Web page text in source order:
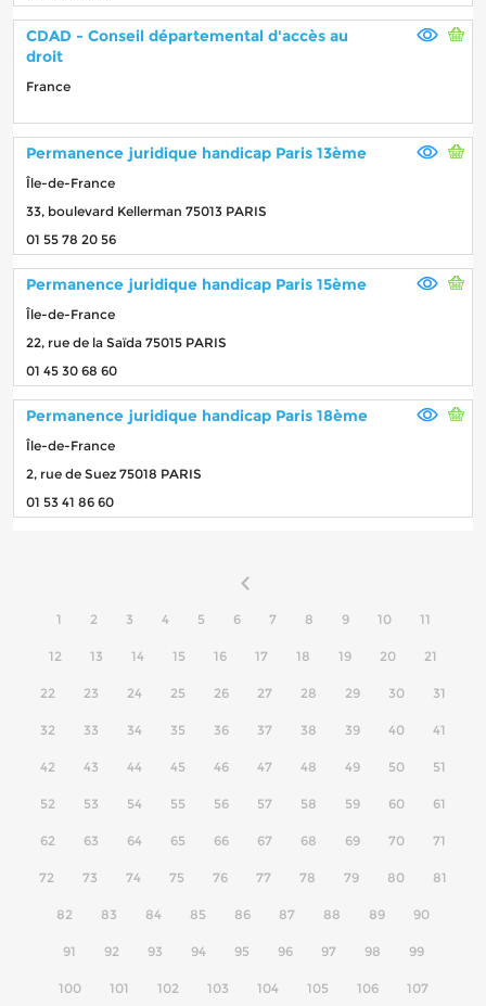
CDAD - Conseil départemental d'accès au
droit
France
Permanence juridique handicap Paris 13ème
Île-de-France
33, boulevard Kellerman 75013 PARIS
01 55 78 20 56
Permanence juridique handicap Paris 15ème
Île-de-France
22, rue de la Saïda 75015 PARIS
01 45 30 68 60
Permanence juridique handicap Paris 18ème
Île-de-France
2, rue de Suez 75018 PARIS
01 53 41 86 60
1 2 3 4 5 6 7 8 9 10 11
12 13 14 15 16 17 18 19 20 21
22 23 24 25 26 27 28 29 30 31
32 33 34 35 36 37 38 39 40 41
42 43 44 45 46 47 48 49 50 51
52 53 54 55 56 57 58 59 60 61
62 63 64 65 66 67 68 69 70 71
72 73 74 75 76 77 78 79 80 81
82 83 84 85 86 87 88 89 90
91 92 93 94 95 96 97 98 99
100 101 102 103 104 105 106 107